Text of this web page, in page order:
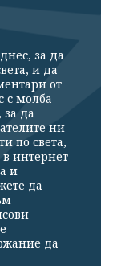
за да
и да
от
с молба –
да
ни
по света,
в интернет
и
да
да